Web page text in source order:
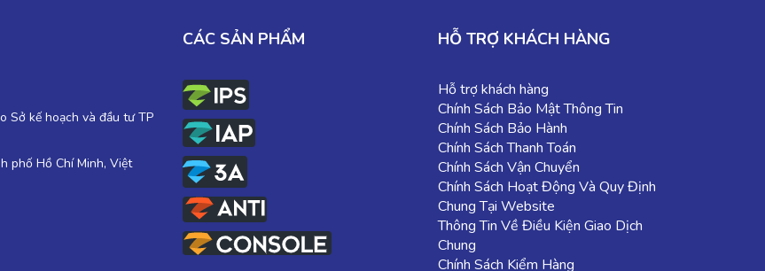
Sở kế hoạch và đầu tư TP
phố Hồ Chí Minh, Việt
CÁC SẢN PHẨM HỖ TRỢ KHÁCH HÀNG
Hỗ trợ khách hàng
Chính Sách Bảo Mật Thông Tin
Chính Sách Bảo Hành
Chính Sách Thanh Toán
Chính Sách Vận Chuyển
Chính Sách Hoạt Động Và Quy Định
Chung Tại Website
Thông Tin Về Điều Kiện Giao Dịch
Chung
Chính Sách Kiểm Hàng